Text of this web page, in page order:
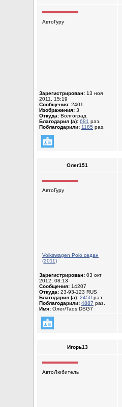
АвтоГуру
Зарегистрирован: 13 ноя
2011, 15:19
Сообщения: 2401
Изображения: 3
Откуда: Волгоград
Благодарил (а): 681 раз.
Поблагодарили: 1185 раз.
Олег151
АвтоГуру
Volkswagen Polo седан
(2011)
Зарегистрирован: 03 окт
2012, 08:13
Сообщения: 14207
Откуда: 23-93-123 RUS
Благодарил (а): 2450 раз.
Поблагодарили: 4887 раз.
Имя: Олег/Taos DSG7
Игорь13
АвтоЛюбитель